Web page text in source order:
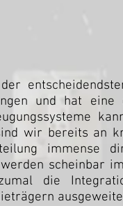
und hat eine
wir bereits an
immense
scheinbar
die